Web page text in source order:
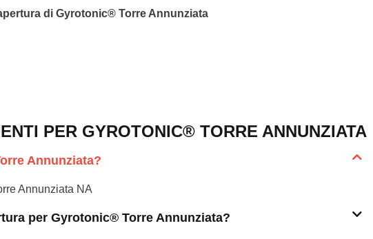
di Gyrotonic® Torre Annunziata
PER GYROTONIC® TORRE ANNUNZIATA
Annunziata?
Annunziata NA
per Gyrotonic® Torre Annunziata?